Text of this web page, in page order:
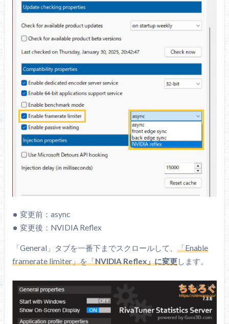
変更前：async
変更後：NVIDIA Reflex
「General」タブを一番下までスクロールして、 「Enable
framerate limiter」を「NVIDIA Reflex」に変更します。